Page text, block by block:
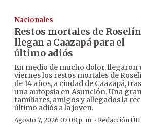
Nacionales
Restos mortales de Roselín
llegan a Caazapá para el
último adiós
En medio de mucho dolor, llegaron
viernes los restos mortales de
de 14 años, a ciudad de Caazapá,
una autopsia en Asunción. Una
familiares, amigos y allegados la
último adiós a la joven.
Agosto 7, 2026 07:08 p. m. · Redacción ÚH